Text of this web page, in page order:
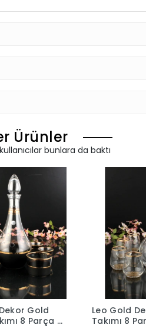
Ürünler
bunlara da baktı
Gold
8 Parça 6
Leo Gold
Takımı 8